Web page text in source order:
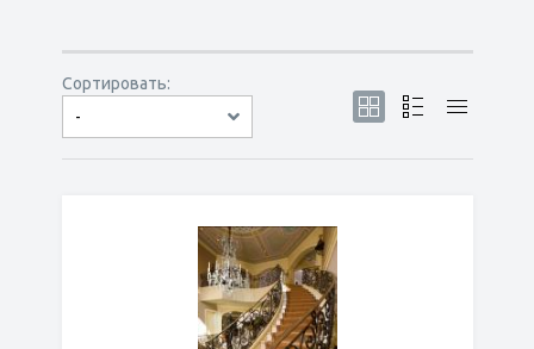
Сортировать:
-
по популярности
сначала дешёвые
сначала дорогие